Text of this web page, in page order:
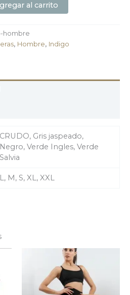
al carrito
hombre
, Hombre, Indigo
CRUDO, Gris jaspeado,
Negro, Verde Ingles, Verde
Salvia
L, M, S, XL, XXL